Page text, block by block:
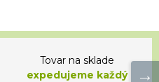
Tovar na sklade
expedujeme každý